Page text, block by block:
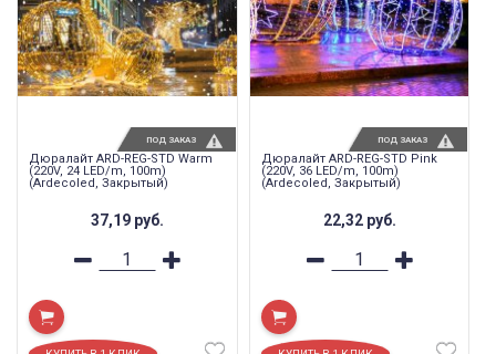
Дюралайт ARD-REG-STD Warm
(220V, 24 LED/m, 100m)
(Ardecoled, Закрытый)
37,19 руб.
ПОД ЗАКАЗ
Дюралайт ARD-REG-STD Pink
(220V, 36 LED/m, 100m)
(Ardecoled, Закрытый)
22,32 руб.
ПОД ЗАКАЗ